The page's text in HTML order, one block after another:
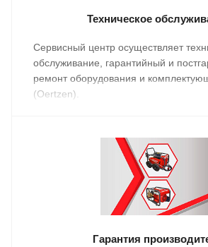
Техническое
Сервисный центр осуществляет
обслуживание, гарантийный и
ремонт оборудования и
(Oertzen).
Гарантия